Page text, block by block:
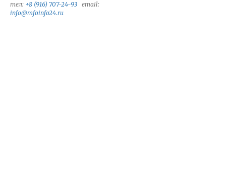
тел: +8 (916) 707-24-93 email:
info@mfoinfo24.ru